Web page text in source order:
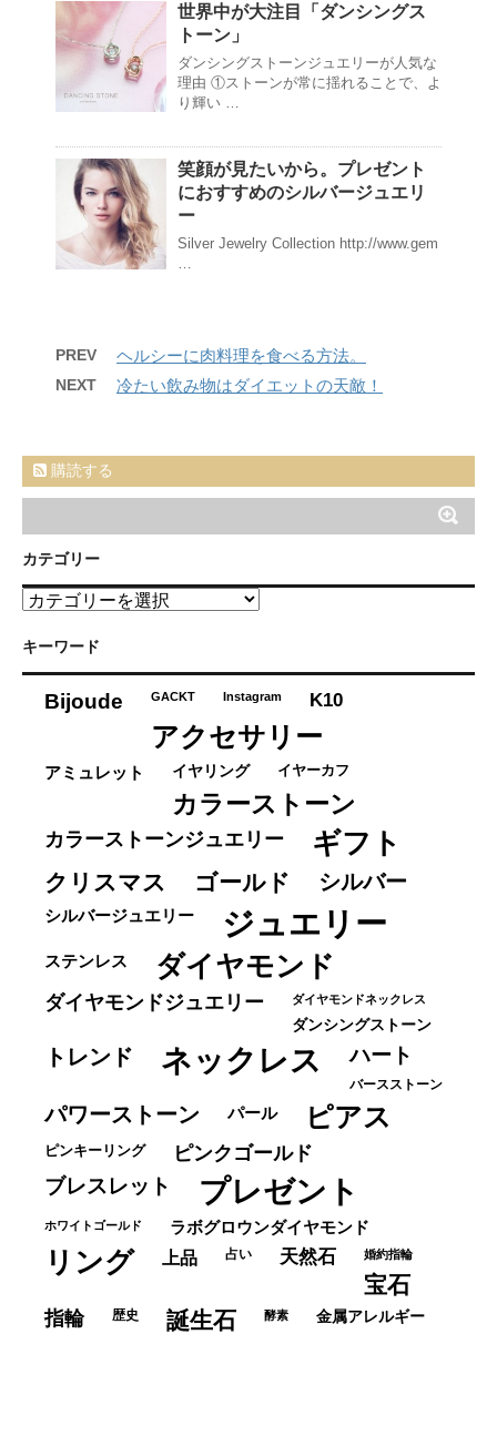
世界中が大注目「ダンシングス
トーン」
ダンシングストーンジュエリーが人気な
理由 ①ストーンが常に揺れることで、よ
り輝い …
笑顔が見たいから。プレゼント
におすすめのシルバージュエリ
ー
Silver Jewelry Collection http://www.gem
PREV ヘルシーに肉料理を食べる方法。
NEXT 冷たい飲み物はダイエットの天敵！
購読する
カテゴリー
カ
ゴ
キーワード
Bijoude GACKT Instagram K10
アクセサリー
アミュレット イヤリング イヤーカフ
カラーストーン
カラーストーンジュエリー ギフト
クリスマス ゴールド シルバー
シルバージュエリー ジュエリー
ステンレス ダイヤモンド
ダイヤモンドジュエリー ダイヤモンドネックレス
ダンシングストーン
トレンド ネックレス ハート
バースストーン
パワーストーン パール ピアス
ピンキーリング ピンクゴールド
ブレスレット プレゼント
ホワイトゴールド ラボグロウンダイヤモンド
リング 上品 占い 天然石 婚約指輪
宝石
指輪 歴史 誕生石 酵素 金属アレルギー